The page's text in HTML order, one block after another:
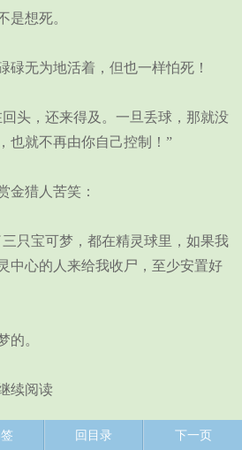
想死。
无为地活着，但也一样怕死！
，还来得及。一旦丢球，那就没
也就不再由你自己控制！”
猎人苦笑：
宝可梦，都在精灵球里，如果我
中心的人来给我收尸，至少安置好
。
续阅读
回目录 下一页